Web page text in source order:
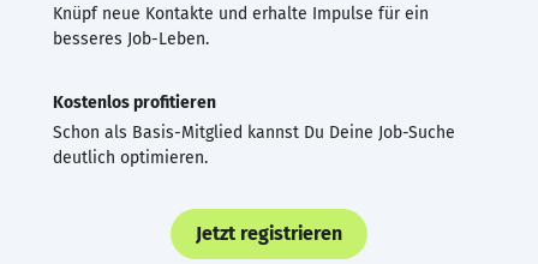
Knüpf neue Kontakte und erhalte Impulse für ein
besseres Job-Leben.
Kostenlos profitieren
Schon als Basis-Mitglied kannst Du Deine Job-Suche
deutlich optimieren.
Jetzt registrieren